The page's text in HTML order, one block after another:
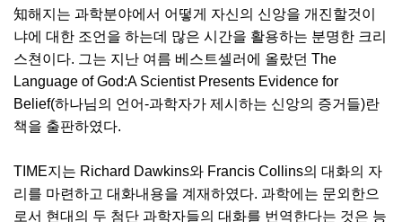
知해지는 과학분야에서 어떻게 자신의 신앙을 개진할것이
냐에 대한 조언을 하는데 많은 시간을 활용하는 분명한 크리
스쳔이다. 그는 지난 여름 베스트셀러에 올랐던 The
Language of God:A Scientist Presents Evidence for
Belief(하나님의 언어-과학자가 제시하는 신앙의 증거들)란
책을 출판하였다.
TIME지는 Richard Dawkins와 Francis Collins의 대화의 자
리를 마련하고 대화내용을 계재하였다. 과학에는 문외한으
로서 현대의 두 첨단 과학자들의 대화를 번역한다는 것은 능